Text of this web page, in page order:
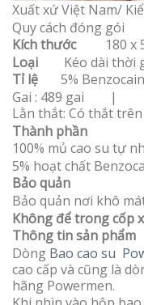
Xuất xứ Việt Nam/
Quy cách đóng
Kích thước180 x 52
Loại Kéo dài thời
Tỉ lệ 5%
Gai : 489 gai
Lằn thắt: Có thắt
Thành phần
100% mủ cao su tự
5% hoạt chất
Bảo quản
Bảo quản nơi khô
Không để trong cốp
Thông tin sản phẩm
Dòng Bao cao su
cao cấp và cũng là
hãng Powermen.